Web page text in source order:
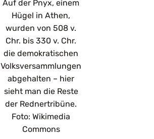
Auf der Pnyx, einem
Hügel in Athen,
wurden von 508 v.
Chr. bis 330 v. Chr.
die demokratischen
Volksversammlungen
abgehalten – hier
sieht man die Reste
der Rednertribüne.
Foto: Wikimedia
Commons